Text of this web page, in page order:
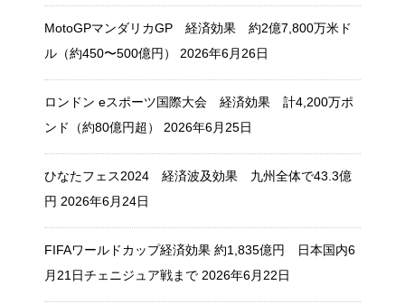
MotoGPマンダリカGP 経済効果 約2億7,800万米ド
ル（約450〜500億円）
2026年6月26日
ロンドン eスポーツ国際大会 経済効果 計4,200万ポ
ンド（約80億円超）
2026年6月25日
ひなたフェス2024 経済波及効果 九州全体で43.3億
円 2026年6月24日
FIFAワールドカップ経済効果 約1,835億円 日本国内6
月21日チェニジュア戦まで 2026年6月22日